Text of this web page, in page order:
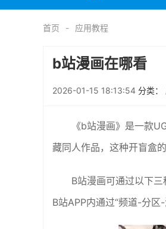
首页 应用教程
b站漫画在哪看
2026-01-15 18:13:54 分类：
《b站漫画》是一款
藏同人作品，这种开盲盒
B站漫画可通过以下
B站APP内通过“频道-分区-